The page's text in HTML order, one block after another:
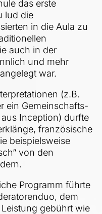
das erste
lud die
in die Aula zu
auch in der
und mehr
war.
(z.B.
ein Gemeinschafts-
aus Inception) durfte
französische
beispielsweise
von den
Programm führte
dem
gebührt wie